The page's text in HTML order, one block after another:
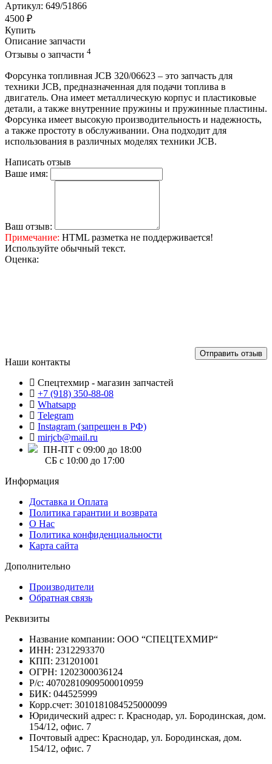
Артикул: 649/51866
4500 ₽
Купить
Описание запчасти
Отзывы о запчасти 4
Форсунка топливная JCB 320/06623 – это запчасть для
техники JCB, предназначенная для подачи топлива в
двигатель. Она имеет металлическую корпус и пластиковые
детали, а также внутренние пружины и пружинные пластины.
Форсунка имеет высокую производительность и надежность,
а также простоту в обслуживании. Она подходит для
использования в различных моделях техники JCB.
Написать отзыв
Ваше имя:
Ваш отзыв:
Примечание: HTML разметка не поддерживается!
Используйте обычный текст.
Оценка:
Отправить отзыв
Наши контакты
Спецтехмир - магазин запчастей
+7 (918) 350-88-08
Whatsapp
Telegram
Instagram (запрещен в РФ)
mirjcb@mail.ru
ПН-ПТ с 09:00 до 18:00
СБ с 10:00 до 17:00
Информация
Доставка и Оплата
Политика гарантии и возврата
О Нас
Политика конфиденциальности
Карта сайта
Дополнительно
Производители
Обратная связь
Реквизиты
Название компании: ООО “СПЕЦТЕХМИР“
ИНН: 2312293370
КПП: 231201001
ОГРН: 1202300036124
Р/с: 40702810909500010959
БИК: 044525999
Корр.счет: 3010181084525000099
Юридический адрес: г. Краснодар, ул. Бородинская, дом.
154/12, офис. 7
Почтовый адрес: Краснодар, ул. Бородинская, дом.
154/12, офис. 7